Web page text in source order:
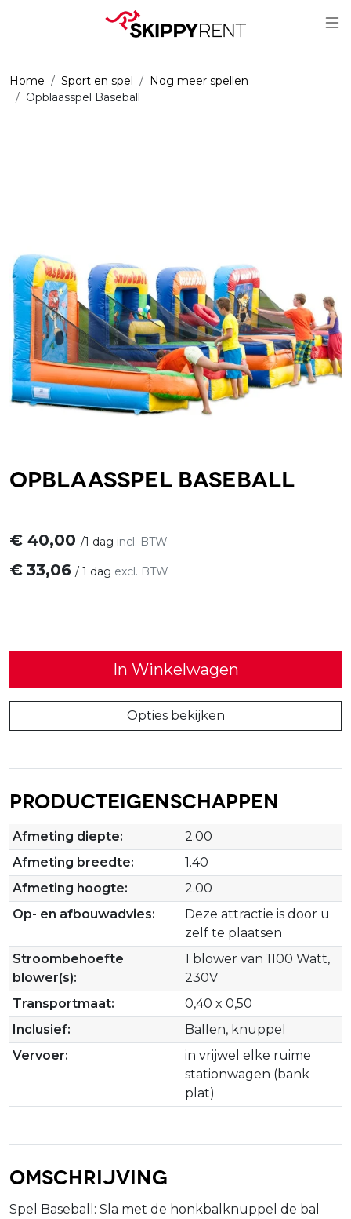
Home Sport en spel
Nog meer spellen
Opblaasspel Baseball
Opblaasspel Baseball
€ 40,00 /1 dag incl. BTW
€ 33,06 / 1 dag excl. BTW
In Winkelwagen
Opties bekijken
Producteigenschappen
Afmeting diepte:
2.00
Afmeting breedte:
1.40
Afmeting hoogte:
2.00
Op- en afbouwadvies:
Deze attractie is door u
zelf te plaatsen
Stroombehoefte
blower(s):
1 blower van 1100 Watt,
230V
Transportmaat:
0,40 x 0,50
Inclusief:
Ballen, knuppel
Vervoer:
in vrijwel elke ruime
stationwagen (bank
plat)
Omschrijving
Spel Baseball: Sla met de honkbalknuppel de bal